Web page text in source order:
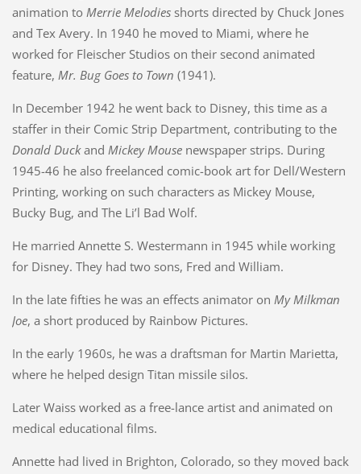
animation to Merrie Melodiesshorts directed by Chuck Jones
and Tex Avery. In 1940 he moved to Miami, where he
worked for Fleischer Studios on their second animated
feature, Mr. Bug Goes to Town (1941).
In December 1942 he went back to Disney, this time as a
staffer in their Comic Strip Department, contributing to the
Donald Duckand Mickey Mousenewspaper strips. During
1945-46 he also freelanced comic-book art for Dell/Western
Printing, working on such characters as Mickey Mouse,
Bucky Bug, and The Li’l Bad Wolf.
He married Annette S. Westermann in 1945 while working
for Disney. They had two sons, Fred and William.
In the late fifties he was an effects animator on My Milkman
Joe, a short produced by Rainbow Pictures.
In the early 1960s, he was a draftsman for Martin Marietta,
where he helped design Titan missile silos.
Later Waiss worked as a free-lance artist and animated on
medical educational films.
Annette had lived in Brighton, Colorado, so they moved back